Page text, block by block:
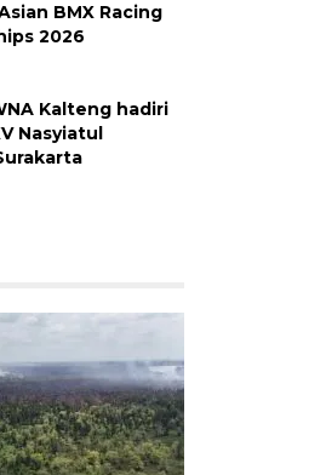
BMX Racing
2026
Kalteng hadiri
Nasyiatul